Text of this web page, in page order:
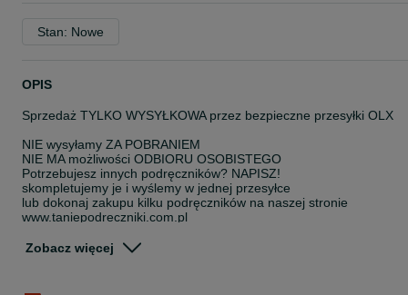
Stan: Nowe
OPIS
Sprzedaż TYLKO WYSYŁKOWA przez bezpieczne przesyłki OLX
NIE wysyłamy ZA POBRANIEM
NIE MA możliwości ODBIORU OSOBISTEGO
Potrzebujesz innych podręczników? NAPISZ!
skompletujemy je i wyślemy w jednej przesyłce
lub dokonaj zakupu kilku podręczników na naszej stronie
www.taniepodreczniki.com.pl
Historia 3 Podręcznik SBR Branżowa
Zobacz więcej